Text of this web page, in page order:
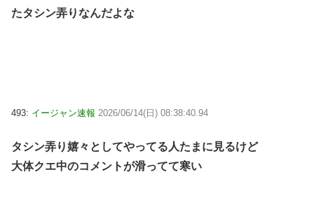
たタシン弄りなんだよな
493: イージャン速報 2026/06/14(日) 08:38:40.94
タシン弄り嬉々としてやってる人たまに見るけど
大体クエ中のコメントが滑ってて寒い